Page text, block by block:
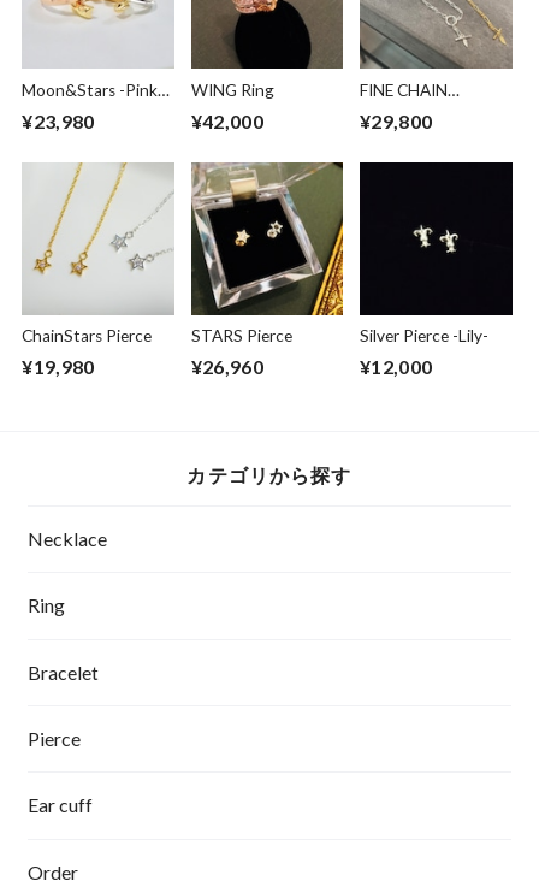
Moon&Stars -Pinky-
¥23,980
WING Ring
¥42,000
FINE CHAIN
¥29,800
ChainStars Pierce
¥19,980
STARS Pierce
¥26,960
Silver Pierce -Lily-
¥12,000
カテゴリから探す
Necklace
Ring
Bracelet
Pierce
Ear cuff
Order